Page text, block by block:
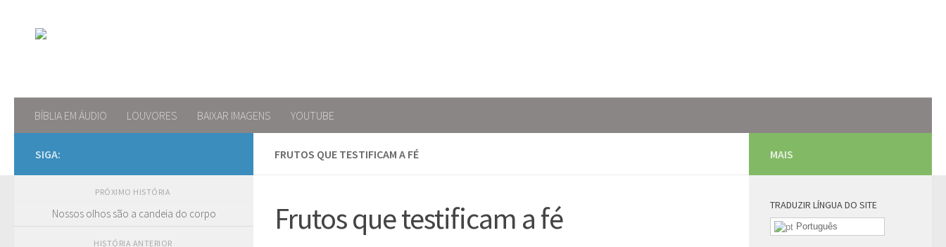
BÍBLIA EM ÁUDIO LOUVORES BAIXAR IMAGENS YOUTUBE
FRUTOS QUE TESTIFICAM A FÉ
Frutos que testificam a fé
SIGA:
PRÓXIMO HISTÓRIA
Nossos olhos são a candeia do corpo
HISTÓRIA ANTERIOR
MAIS
TRADUZIR LÍNGUA DO SITE
Português